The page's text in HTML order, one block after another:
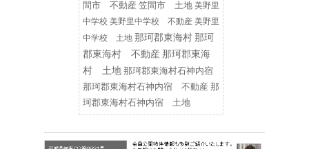
間市 不動産 笠間市 土地 美野里
中学校 美野里中学校 不動産 美野里
中学校 土地 那珂郡東海村那珂
郡東海村 不動産那珂郡東海
村 土地 那珂郡東海村石神内宿
那珂郡東海村石神内宿 不動産 那
珂郡東海村石神内宿 土地